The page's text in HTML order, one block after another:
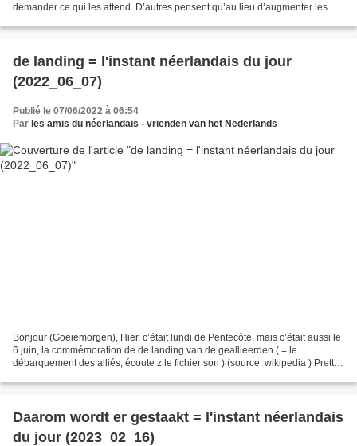
demander ce qui les attend. D’autres pensent qu’au lieu d’augmenter les
de landing = l'instant néerlandais du jour
(2022_06_07)
Publié le 07/06/2022 à 06:54
Par les amis du néerlandais - vrienden van het Nederlands
Bonjour (Goeiemorgen), Hier, c’était lundi de Pentecôte, mais c’était aussi le
6 juin, la commémoration de de landing van de geallieerden ( = le
débarquement des alliés; écoute z le fichier son ) (source: wikipedia ) Prettig
Daarom wordt er gestaakt = l'instant néerlandais
du jour (2023_02_16)